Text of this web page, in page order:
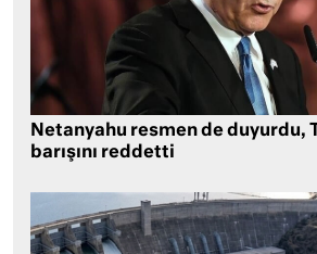
Netanyahu resmen de duyurdu,
barışını reddetti